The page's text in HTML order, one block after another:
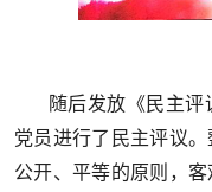
随后发放 《民主
党员进行了民主评议。
公开、平等的原则，